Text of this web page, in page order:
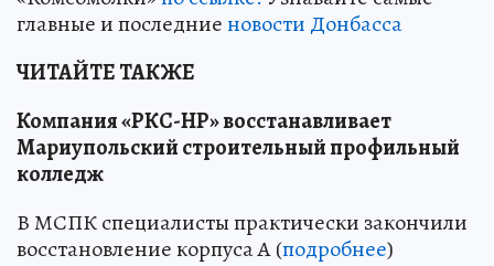
главные и последниеновости Донбасса
ЧИТАЙТЕ ТАКЖЕ
Компания «РКС-НР» восстанавливает
Мариупольский строительный профильный
колледж
В МСПК специалисты практически закончили
восстановление корпуса А (подробнее)